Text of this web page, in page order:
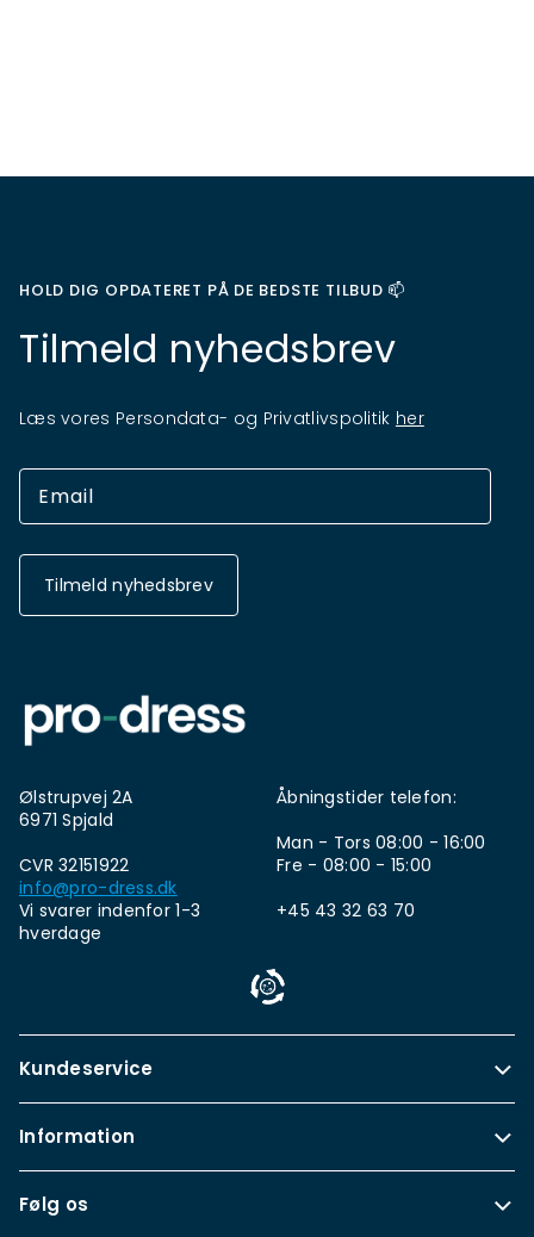
HOLD DIG OPDATERET PÅ DE BEDSTE TILBUD 📫
Tilmeld nyhedsbrev
Læs vores Persondata- og Privatlivspolitik her
Tilmeld nyhedsbrev
Ølstrupvej 2A
6971 Spjald
CVR 32151922
info@pro-dress.dk
Vi svarer indenfor 1-3
hverdage
Åbningstider telefon:
Man - Tors 08:00 - 16:00
Fre - 08:00 - 15:00
+45 43 32 63 70
Kundeservice
Information
Følg os